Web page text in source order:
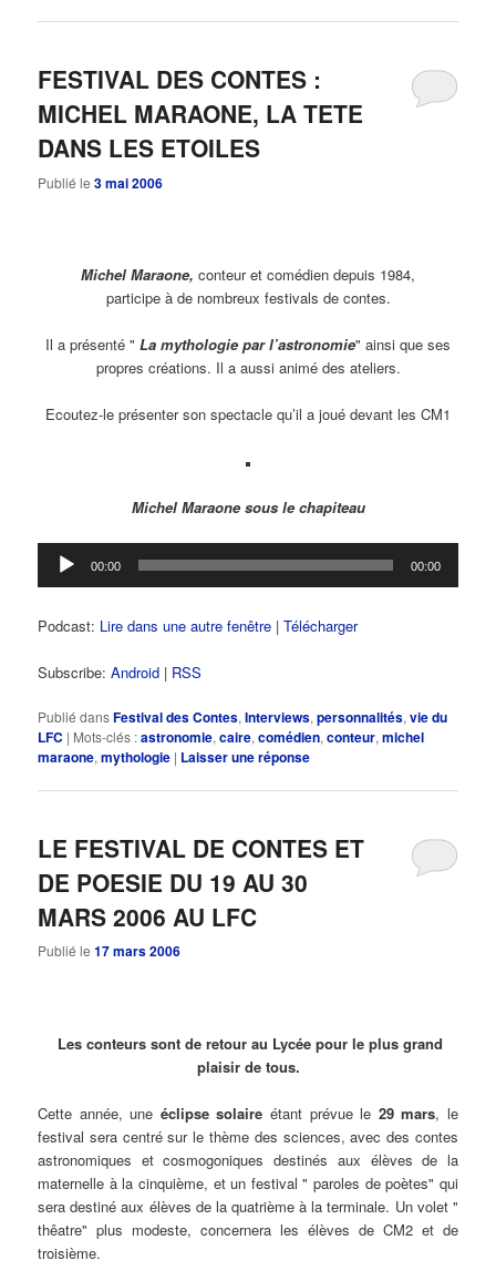
FESTIVAL DES CONTES :
MICHEL MARAONE, LA TETE
DANS LES ETOILES
Publié le3 mai 2006
Michel Maraone, conteur et comédien depuis 1984,
participe à de nombreux festivals de contes.
Il a présenté " La mythologie par l’astronomie" ainsi que ses
propres créations. Il a aussi animé des ateliers.
Ecoutez-le présenter son spectacle qu’il a joué devant les CM1
Michel Maraone sous le chapiteau
Lecteur
audio
00:00 00:00
Podcast: Lire dans une autre fenêtre |Télécharger
Subscribe:Android | RSS
Publié dansFestival des Contes,Interviews,personnalités,vie du
LFC | Mots-clés :astronomie,caire,comédien,conteur,michel
maraone,mythologie | Laisser une réponse
LE FESTIVAL DE CONTES ET
DE POESIE DU 19 AU 30
MARS 2006 AU LFC
Publié le17 mars 2006
Les conteurs sont de retour au Lycée pour le plus grand
plaisir de tous.
Cette année, une éclipse solaire étant prévue le 29 mars, le
festival sera centré sur le thème des sciences, avec des contes
astronomiques et cosmogoniques destinés aux élèves de la
maternelle à la cinquième, et un festival " paroles de poètes" qui
sera destiné aux élèves de la quatrième à la terminale. Un volet "
thêatre" plus modeste, concernera les élèves de CM2 et de
troisième.